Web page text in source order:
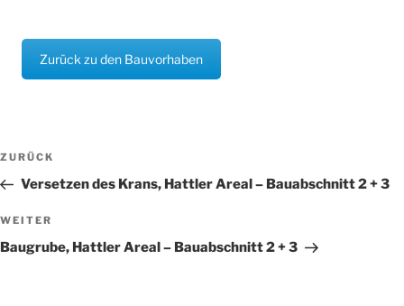
Zurück zu den Bauvorhaben
Beitragsnavigation
Vorheriger
Beitrag
ZURÜCK
Versetzen des Krans, Hattler Areal – Bauabschnitt 2 + 3
Nächster
Beitrag
WEITER
Baugrube, Hattler Areal – Bauabschnitt 2 + 3